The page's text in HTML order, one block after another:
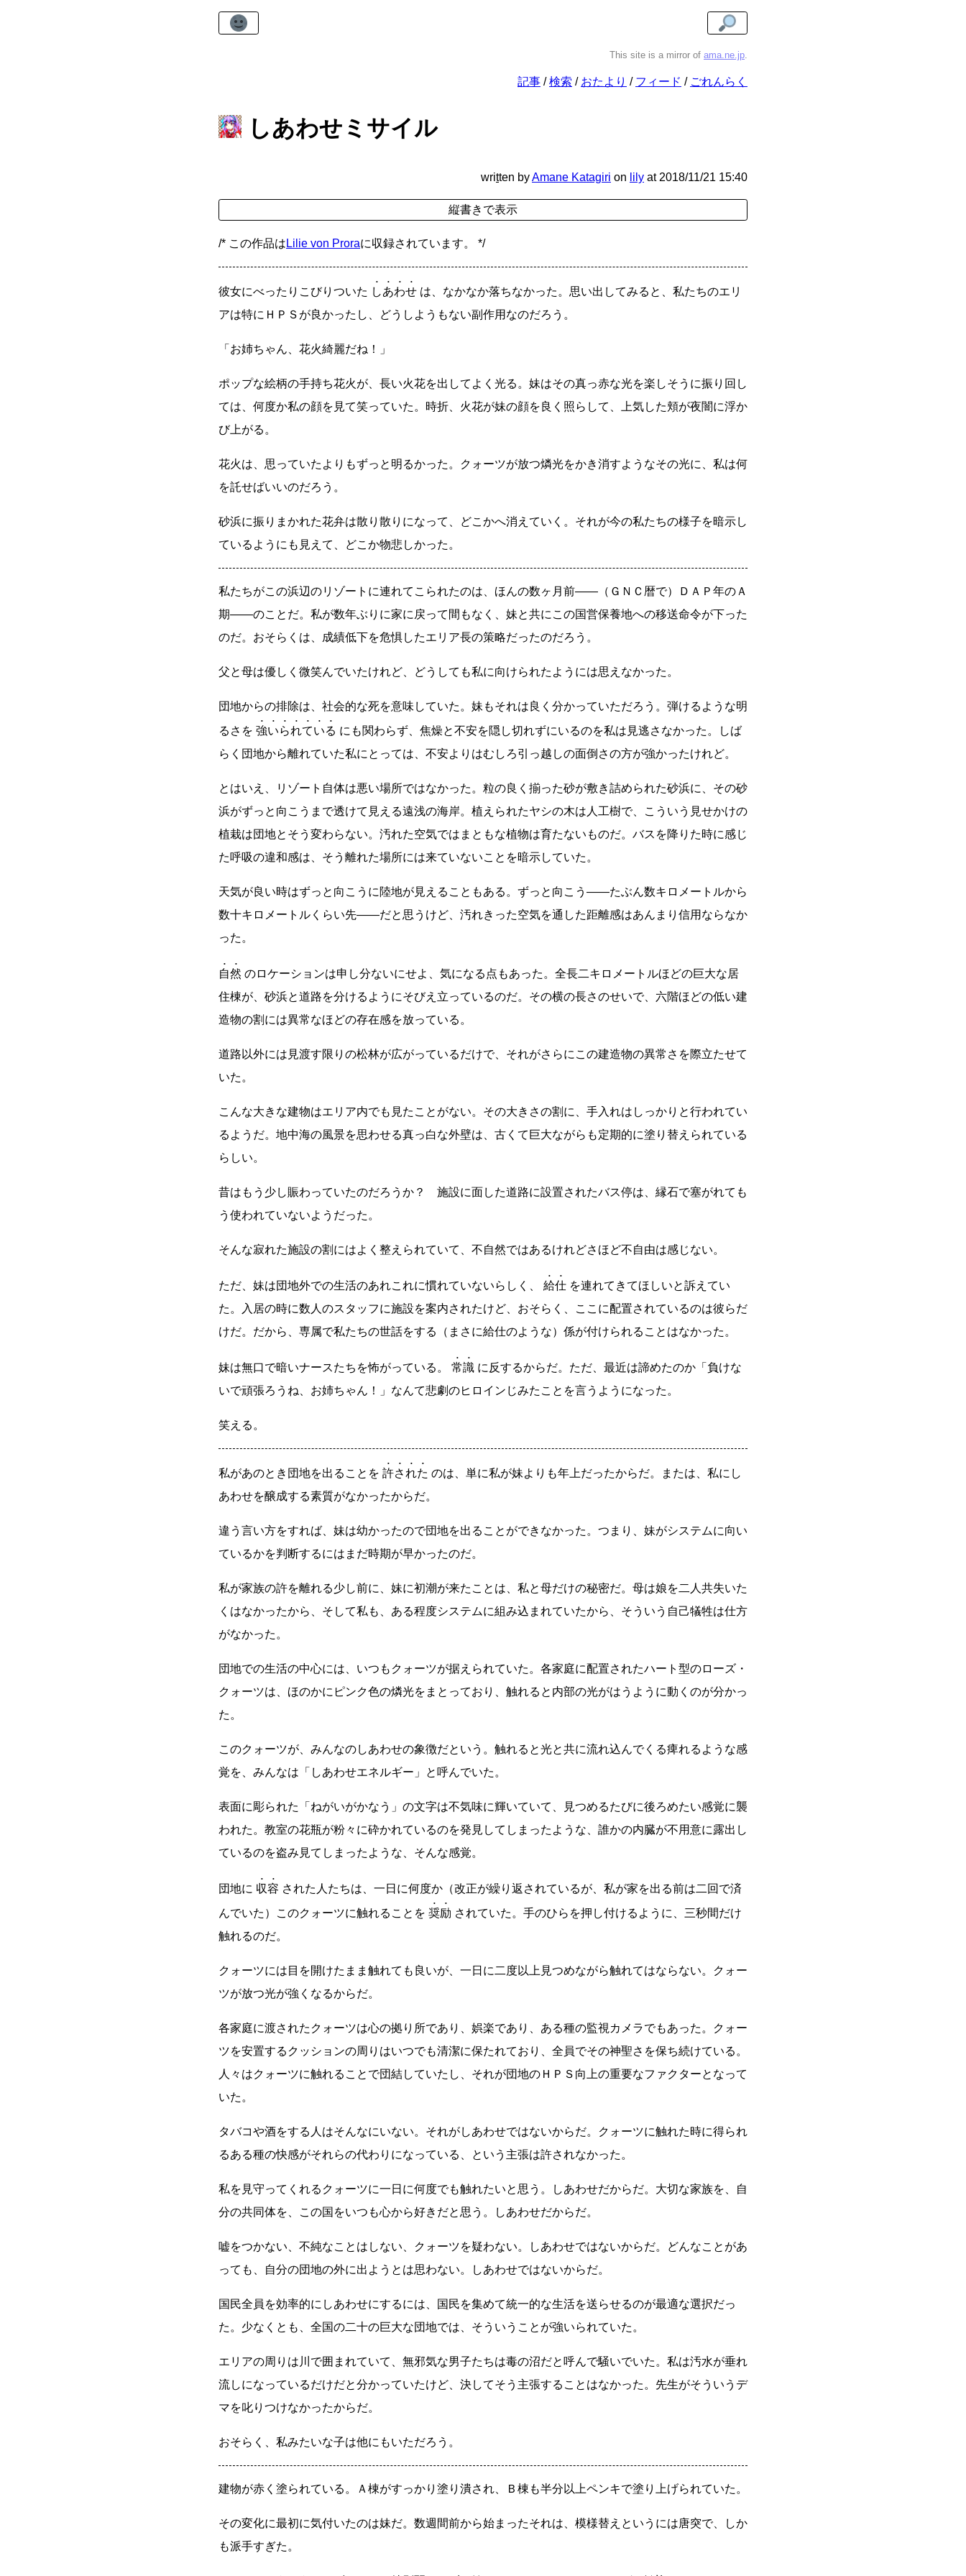
This site is a mirror of ama.ne.jp.
記事 検索 おたより フィード ごれんらく
しあわせミサイル
written byAmane Katagiri on lily at 2018/11/21 15:40
/* この作品は Lilie von Proraに収録されています。 */
彼女にべったりこびりついた しあわせ は、なかなか落ちなかった。思い出してみると、私たちのエリ
アは特にＨＰＳが良かったし、どうしようもない副作用なのだろう。
「お姉ちゃん、花火綺麗だね！」
ポップな絵柄の手持ち花火が、長い火花を出してよく光る。妹はその真っ赤な光を楽しそうに振り回し
ては、何度か私の顔を見て笑っていた。時折、火花が妹の顔を良く照らして、上気した頬が夜闇に浮か
び上がる。
花火は、思っていたよりもずっと明るかった。クォーツが放つ燐光をかき消すようなその光に、私は何
を託せばいいのだろう。
砂浜に振りまかれた花弁は散り散りになって、どこかへ消えていく。それが今の私たちの様子を暗示し
ているようにも見えて、どこか物悲しかった。
私たちがこの浜辺のリゾートに連れてこられたのは、ほんの数ヶ月前―― （ＧＮＣ暦で）ＤＡＰ年のＡ
期――のことだ。私が数年ぶりに家に戻って間もなく、妹と共にこの国営保養地への移送命令が下った
のだ。おそらくは、成績低下を危惧したエリア長の策略だったのだろう。
父と母は優しく微笑んでいたけれど、どうしても私に向けられたようには思えなかった。
団地からの排除は、社会的な死を意味していた。妹もそれは良く分かっていただろう。弾けるような明
るさを 強いられている にも関わらず、焦燥と不安を隠し切れずにいるのを私は見逃さなかった。しば
らく団地から離れていた私にとっては、不安よりはむしろ引っ越しの面倒さの方が強かったけれど。
とはいえ、リゾート自体は悪い場所ではなかった。粒の良く揃った砂が敷き詰められた砂浜に、その砂
浜がずっと向こうまで透けて見える遠浅の海岸。植えられたヤシの木は人工樹で、こういう見せかけの
植栽は団地とそう変わらない。汚れた空気ではまともな植物は育たないものだ。バスを降りた時に感じ
た呼吸の違和感は、そう離れた場所には来ていないことを暗示していた。
天気が良い時はずっと向こうに陸地が見えることもある。ずっと向こう ――たぶん数キロメートルから
数十キロメートルくらい先――だと思うけど、汚れきった空気を通した距離感はあんまり信用ならなか
った。
自然 のロケーションは申し分ないにせよ、気になる点もあった。全長二キロメートルほどの巨大な居
住棟が、砂浜と道路を分けるようにそびえ立っているのだ。その横の長さのせいで、六階ほどの低い建
造物の割には異常なほどの存在感を放っている。
道路以外には見渡す限りの松林が広がっているだけで、それがさらにこの建造物の異常さを際立たせて
いた。
こんな大きな建物はエリア内でも見たことがない。その大きさの割に、手入れはしっかりと行われてい
るようだ。地中海の風景を思わせる真っ白な外壁は、古くて巨大ながらも定期的に塗り替えられている
らしい。
昔はもう少し賑わっていたのだろうか？ 施設に面した道路に設置されたバス停は、縁石で塞がれても
う使われていないようだった。
そんな寂れた施設の割にはよく整えられていて、不自然ではあるけれどさほど不自由は感じない。
ただ、妹は団地外での生活のあれこれに慣れていないらしく、 給仕 を連れてきてほしいと訴えてい
た。入居の時に数人のスタッフに施設を案内されたけど、おそらく、ここに配置されているのは彼らだ
けだ。だから、専属で私たちの世話をする（まさに給仕のような）係が付けられることはなかった。
妹は無口で暗いナースたちを怖がっている。 常識 に反するからだ。ただ、最近は諦めたのか「負けな
いで頑張ろうね、お姉ちゃん！」なんて悲劇のヒロインじみたことを言うようになった。
笑える。
私があのとき団地を出ることを 許された のは、単に私が妹よりも年上だったからだ。または、私にし
あわせを醸成する素質がなかったからだ。
違う言い方をすれば、妹は幼かったので団地を出ることができなかった。つまり、妹がシステムに向い
ているかを判断するにはまだ時期が早かったのだ。
私が家族の許を離れる少し前に、妹に初潮が来たことは、私と母だけの秘密だ。母は娘を二人共失いた
くはなかったから、そして私も、ある程度システムに組み込まれていたから、そういう自己犠牲は仕方
がなかった。
団地での生活の中心には、いつもクォーツが据えられていた。各家庭に配置されたハート型のローズ・
クォーツは、ほのかにピンク色の燐光をまとっており、触れると内部の光がはうように動くのが分かっ
た。
このクォーツが、みんなのしあわせの象徴だという。触れると光と共に流れ込んでくる痺れるような感
覚を、みんなは「しあわせエネルギー」と呼んでいた。
表面に彫られた「ねがいがかなう」の文字は不気味に輝いていて、見つめるたびに後ろめたい感覚に襲
われた。教室の花瓶が粉々に砕かれているのを発見してしまったような、誰かの内臓が不用意に露出し
ているのを盗み見てしまったような、そんな感覚。
団地に 収容 された人たちは、一日に何度か（改正が繰り返されているが、私が家を出る前は二回で済
んでいた）このクォーツに触れることを 奨励 されていた。手のひらを押し付けるように、三秒間だけ
触れるのだ。
クォーツには目を開けたまま触れても良いが、一日に二度以上見つめながら触れてはならない。クォー
ツが放つ光が強くなるからだ。
各家庭に渡されたクォーツは心の拠り所であり、娯楽であり、ある種の監視カメラでもあった。クォー
ツを安置するクッションの周りはいつでも清潔に保たれており、全員でその神聖さを保ち続けている。
人々はクォーツに触れることで団結していたし、それが団地のＨＰＳ向上の重要なファクターとなって
いた。
タバコや酒をする人はそんなにいない。それがしあわせではないからだ。クォーツに触れた時に得られ
るある種の快感がそれらの代わりになっている、という主張は許されなかった。
私を見守ってくれるクォーツに一日に何度でも触れたいと思う。しあわせだからだ。大切な家族を、自
分の共同体を、この国をいつも心から好きだと思う。しあわせだからだ。
嘘をつかない、不純なことはしない、クォーツを疑わない。しあわせではないからだ。どんなことがあ
っても、自分の団地の外に出ようとは思わない。しあわせではないからだ。
国民全員を効率的にしあわせにするには、国民を集めて統一的な生活を送らせるのが最適な選択だっ
た。少なくとも、全国の二十の巨大な団地では、そういうことが強いられていた。
エリアの周りは川で囲まれていて、無邪気な男子たちは毒の沼だと呼んで騒いでいた。私は汚水が垂れ
流しになっているだけだと分かっていたけど、決してそう主張することはなかった。先生がそういうデ
マを叱りつけなかったからだ。
おそらく、私みたいな子は他にもいただろう。
建物が赤く塗られている。Ａ棟がすっかり塗り潰され、Ｂ棟も半分以上ペンキで塗り上げられていた。
その変化に最初に気付いたのは妹だ。数週間前から始まったそれは、模様替えというには唐突で、しか
も派手すぎた。